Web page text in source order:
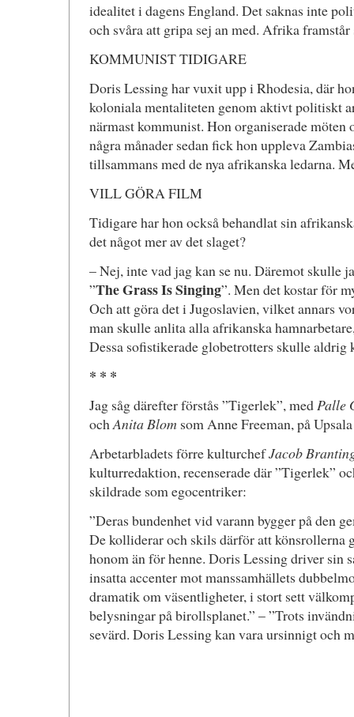
idealitet i dagens England. Det saknas inte
och svåra att gripa sej an med. Afrika
KOMMUNIST TIDIGARE
Doris Lessing har vuxit upp i Rhodesia, där
koloniala mentaliteten genom aktivt politiskt
närmast kommunist. Hon organiserade möten
några månader sedan fick hon uppleva
tillsammans med de nya afrikanska ledarna.
VILL GÖRA FILM
Tidigare har hon också behandlat sin
det något mer av det slaget?
– Nej, inte vad jag kan se nu. Däremot skulle
”The Grass Is Singing”. Men det kostar för
Och att göra det i Jugoslavien, vilket annars
man skulle anlita alla afrikanska
Dessa sofistikerade globetrotters skulle aldrig
* * *
Jag såg därefter förstås ”Tigerlek”, medPalle
ochAnita Blomsom Anne Freeman, på Upsala
Arbetarbladets förre kulturchefJacob
kulturredaktion, recenserade där ”Tigerlek”
skildrade som egocentriker:
”Deras bundenhet vid varann bygger på den
De kolliderar och skils därför att könsrollerna
honom än för henne. Doris Lessing driver sin
insatta accenter mot manssamhällets
dramatik om väsentligheter, i stort sett
belysningar på birollsplanet.” – ”Trots
sevärd. Doris Lessing kan vara ursinnigt och